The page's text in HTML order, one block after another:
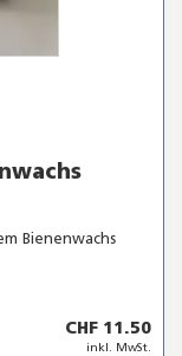
Bienenwachs
CHF 11.50
inkl. MwSt.